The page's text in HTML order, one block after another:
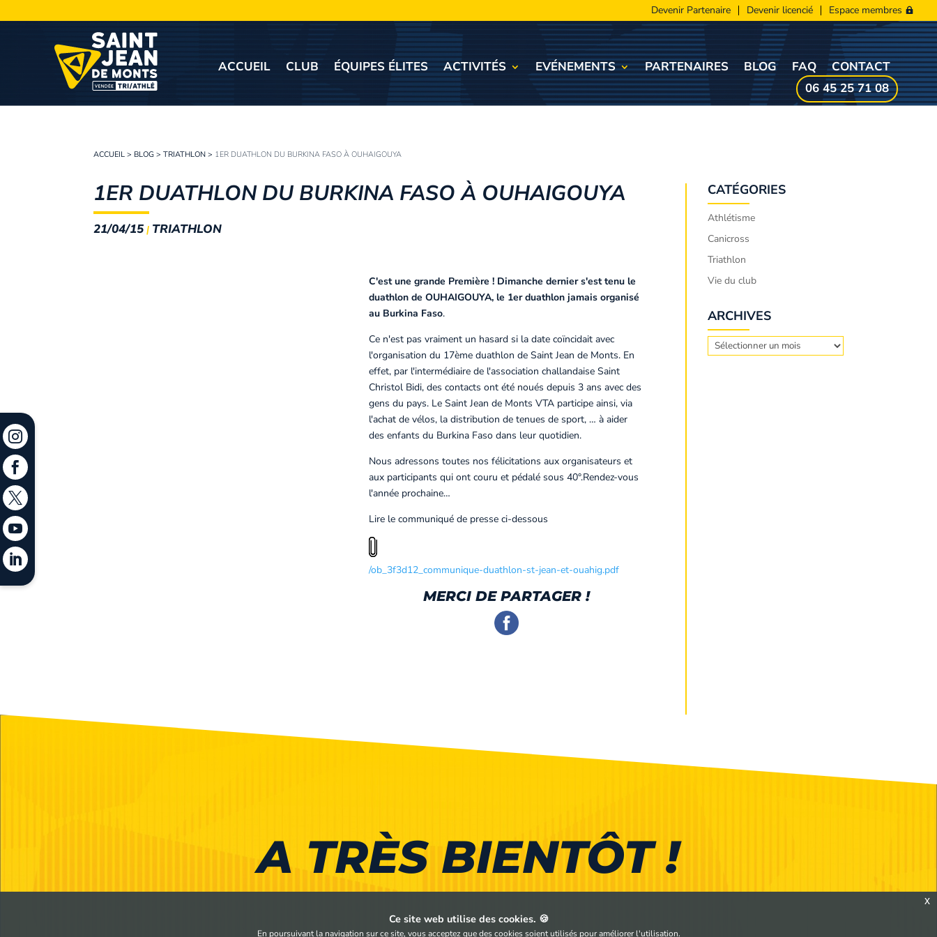
Devenir Partenaire Devenir licencié Espace membres
ACCUEIL CLUB ÉQUIPES ÉLITES ACTIVITÉS EVÉNEMENTS PARTENAIRES BLOG FAQ
CONTACT
06 45 25 71 08
ACCUEIL > BLOG >TRIATHLON > 1ER DUATHLON DU BURKINA FASO À OUHAIGOUYA
1ER DUATHLON DU BURKINA FASO À OUHAIGOUYA
21/04/15 | TRIATHLON
C'est une grande Première ! Dimanche dernier s'est tenu le
duathlon de OUHAIGOUYA, le 1er duathlon jamais organisé
au Burkina Faso.
Ce n'est pas vraiment un hasard si la date coïncidait avec
l'organisation du 17ème duathlon de Saint Jean de Monts. En
effet, par l'intermédiaire de l'association challandaise Saint
Christol Bidi, des contacts ont été noués depuis 3 ans avec des
gens du pays. Le Saint Jean de Monts VTA participe ainsi, via
l'achat de vélos, la distribution de tenues de sport, … à aider
des enfants du Burkina Faso dans leur quotidien.
Nous adressons toutes nos félicitations aux organisateurs et
aux participants qui ont couru et pédalé sous 40°.Rendez-vous
l'année prochaine…
Lire le communiqué de presse ci-dessous
/ob_3f3d12_communique-duathlon-st-jean-et-ouahig.pdf
MERCI DE PARTAGER !
CATÉGORIES
Athlétisme
Canicross
Triathlon
Vie du club
ARCHIVES
Archives
A TRÈS BIENTÔT !
Ce site web utilise des cookies. 🍪
En poursuivant la navigation sur ce site, vous acceptez que des cookies soient utilisés pour améliorer l'utilisation.
x